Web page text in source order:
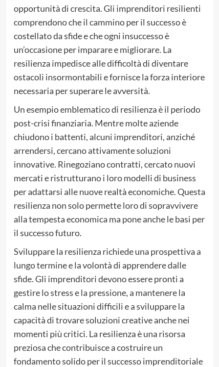
opportunità di crescita. Gli imprenditori resilienti
comprendono che il cammino per il successo è
costellato da sfide e che ogni insuccesso è
un’occasione per imparare e migliorare. La
resilienza impedisce alle difficoltà di diventare
ostacoli insormontabili e fornisce la forza interiore
necessaria per superare le avversità.
Un esempio emblematico di resilienza è il periodo
post-crisi finanziaria. Mentre molte aziende
chiudono i battenti, alcuni imprenditori, anziché
arrendersi, cercano attivamente soluzioni
innovative. Rinegoziano contratti, cercato nuovi
mercati e ristrutturano i loro modelli di business
per adattarsi alle nuove realtà economiche. Questa
resilienza non solo permette loro di sopravvivere
alla tempesta economica ma pone anche le basi per
il successo futuro.
Sviluppare la resilienza richiede una prospettiva a
lungo termine e la volontà di apprendere dalle
sfide. Gli imprenditori devono essere pronti a
gestire lo stress e la pressione, a mantenere la
calma nelle situazioni difficili e a sviluppare la
capacità di trovare soluzioni creative anche nei
momenti più critici. La resilienza è una risorsa
preziosa che contribuisce a costruire un
fondamento solido per il successo imprenditoriale